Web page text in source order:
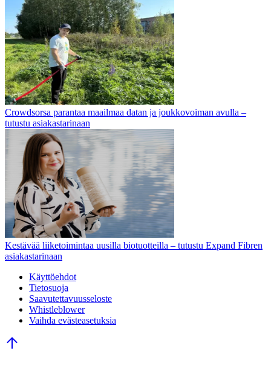
Crowdsorsa parantaa maailmaa datan ja joukkovoiman avulla –
tutustu asiakastarinaan
Kestävää liiketoimintaa uusilla biotuotteilla – tutustu Expand Fibren
asiakastarinaan
Käyttöehdot
Tietosuoja
Saavutettavuusseloste
Whistleblower
Vaihda evästeasetuksia